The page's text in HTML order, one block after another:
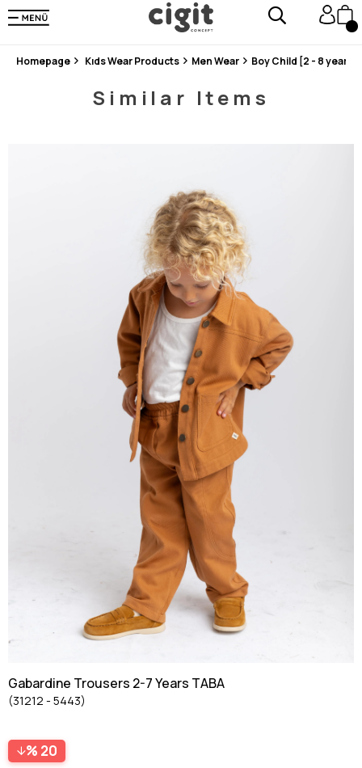
En Uygun Fiyat Garantisi !
300₺ ve Üzeri Alışverişlerde Kargo Ücretsiz !
Homepage Kıds Wear Products Men Wear Boy Child [2 - 8 years]
Similar Items
Gabardine Trousers 2-7 Years TABA
(31212 - 5443)
20